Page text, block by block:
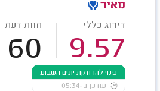
מאיר
דירוג כללי
9.57
חוות דעת
60
פנוי להרחקת יונים השבוע
עודכן ב-05:34